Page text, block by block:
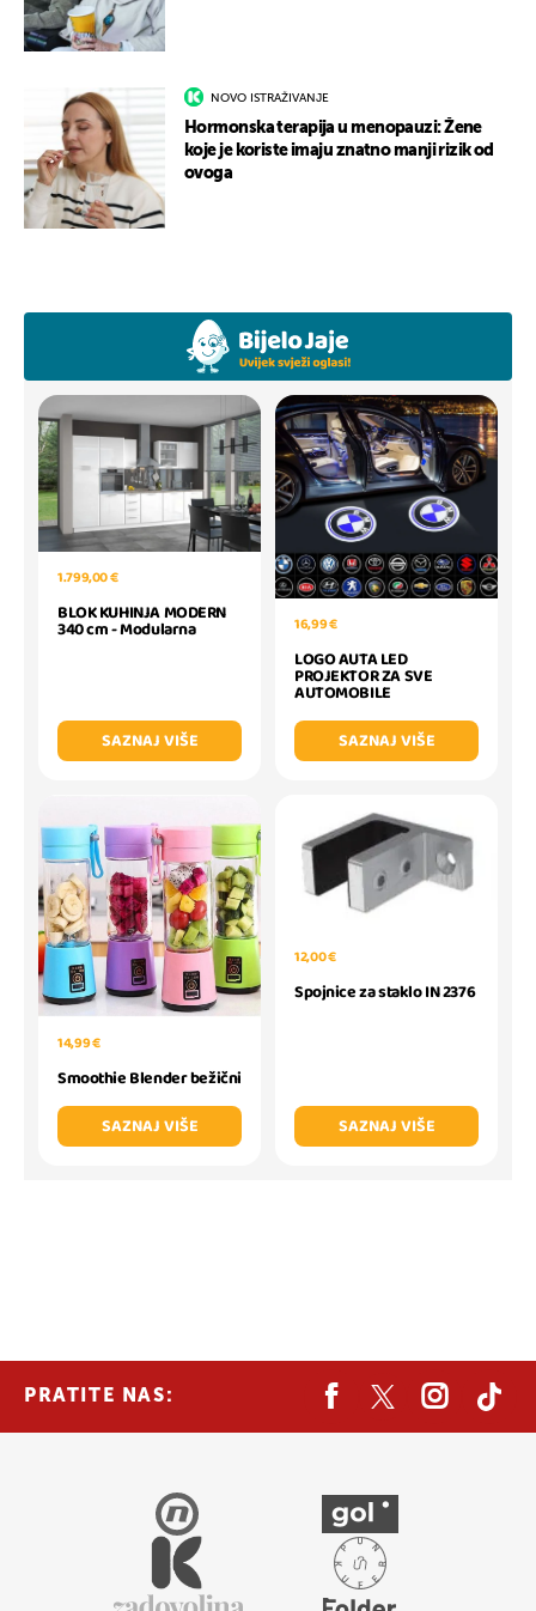
NOVO ISTRAŽIVANJE
Hormonska terapija u menopauzi: Žene
koje je koriste imaju znatno manji rizik od
ovoga
1.799,00 €
BLOK KUHINJA MODERN
340 cm - Modularna
SAZNAJ VIŠE
16,99 €
LOGO AUTA LED
PROJEKTOR ZA SVE
AUTOMOBILE
SAZNAJ VIŠE
14,99 €
Smoothie Blender bežični
SAZNAJ VIŠE
12,00 €
Spojnice za staklo IN 2376
SAZNAJ VIŠE
PRATITE NAS: